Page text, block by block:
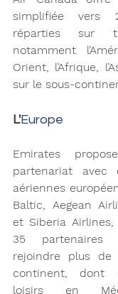
simplifiée vers
réparties sur
notamment
Orient, l’Afrique,
sur le sous-
L'Europe
Emirates
partenariat avec
aériennes
Baltic, Aegean
et Siberia
35 partenaires
rejoindre plus de
continent, dont
loisirs en